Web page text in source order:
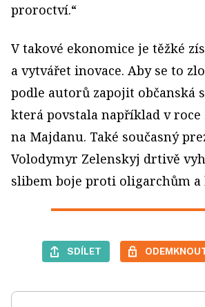
proroctví.“
V takové ekonomice je těžké
a vytvářet inovace. Aby se to
podle autorů zapojit občanská
která povstala například v roce
na Majdanu. Také současný
Volodymyr Zelenskyj drtivě
slibem boje proti oligarchům a
SDÍLET